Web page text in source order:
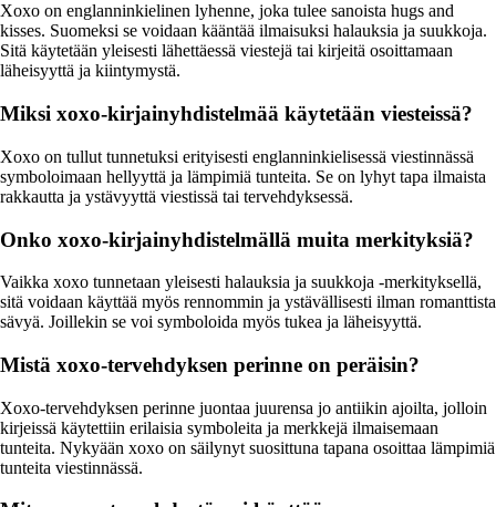
Xoxo on englanninkielinen lyhenne, joka tulee sanoista hugs and
kisses. Suomeksi se voidaan kääntää ilmaisuksi halauksia ja suukkoja.
Sitä käytetään yleisesti lähettäessä viestejä tai kirjeitä osoittamaan
läheisyyttä ja kiintymystä.
Miksi xoxo-kirjainyhdistelmää käytetään viesteissä?
Xoxo on tullut tunnetuksi erityisesti englanninkielisessä viestinnässä
symboloimaan hellyyttä ja lämpimiä tunteita. Se on lyhyt tapa ilmaista
rakkautta ja ystävyyttä viestissä tai tervehdyksessä.
Onko xoxo-kirjainyhdistelmällä muita merkityksiä?
Vaikka xoxo tunnetaan yleisesti halauksia ja suukkoja -merkityksellä,
sitä voidaan käyttää myös rennommin ja ystävällisesti ilman romanttista
sävyä. Joillekin se voi symboloida myös tukea ja läheisyyttä.
Mistä xoxo-tervehdyksen perinne on peräisin?
Xoxo-tervehdyksen perinne juontaa juurensa jo antiikin ajoilta, jolloin
kirjeissä käytettiin erilaisia symboleita ja merkkejä ilmaisemaan
tunteita. Nykyään xoxo on säilynyt suosittuna tapana osoittaa lämpimiä
tunteita viestinnässä.